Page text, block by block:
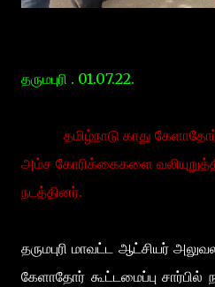
தருமபுரி . 01.07.22.
தமிழ்நாடு காது கேளாதோர்
அம்ச கோரிக்கைகளை
நடத்தினர்.
தருமபுரி மாவட்ட ஆட்சியர்
கேளாதோர் கூட்டமைப்பு சார்பில்